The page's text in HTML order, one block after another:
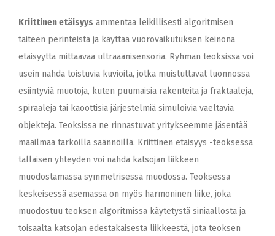
Kriittinen etäisyys ammentaa leikillisesti algoritmisen
taiteen perinteistä ja käyttää vuorovaikutuksen keinona
etäisyyttä mittaavaa ultraäänisensoria. Ryhmän teoksissa voi
usein nähdä toistuvia kuvioita, jotka muistuttavat luonnossa
esiintyviä muotoja, kuten puumaisia rakenteita ja fraktaaleja,
spiraaleja tai kaoottisia järjestelmiä simuloivia vaeltavia
objekteja. Teoksissa ne rinnastuvat yritykseemme jäsentää
maailmaa tarkoilla säännöillä. Kriittinen etäisyys -teoksessa
tällaisen yhteyden voi nähdä katsojan liikkeen
muodostamassa symmetrisessä muodossa. Teoksessa
keskeisessä asemassa on myös harmoninen liike, joka
muodostuu teoksen algoritmissa käytetystä siniaallosta ja
toisaalta katsojan edestakaisesta liikkeestä, jota teoksen